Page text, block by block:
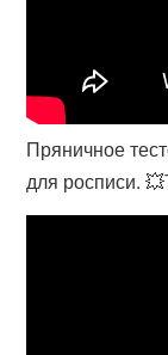
Пряничное
для росписи.